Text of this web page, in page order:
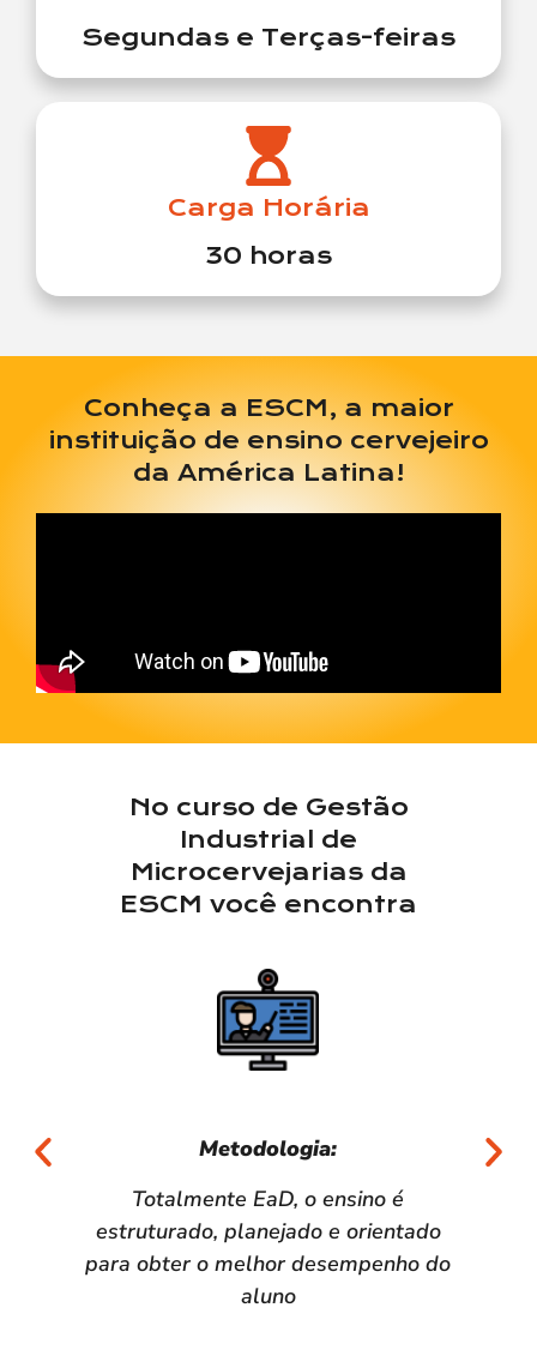
Segundas e Terças-feiras
Carga Horária
30 horas
Conheça a ESCM, a maior
instituição de ensino cervejeiro
da América Latina!
No curso de Gestão
Industrial de
Microcervejarias da
ESCM você encontra
Metodologia:​
Totalmente EaD, o ensino é
estruturado, planejado e orientado
para obter o melhor desempenho do
aluno